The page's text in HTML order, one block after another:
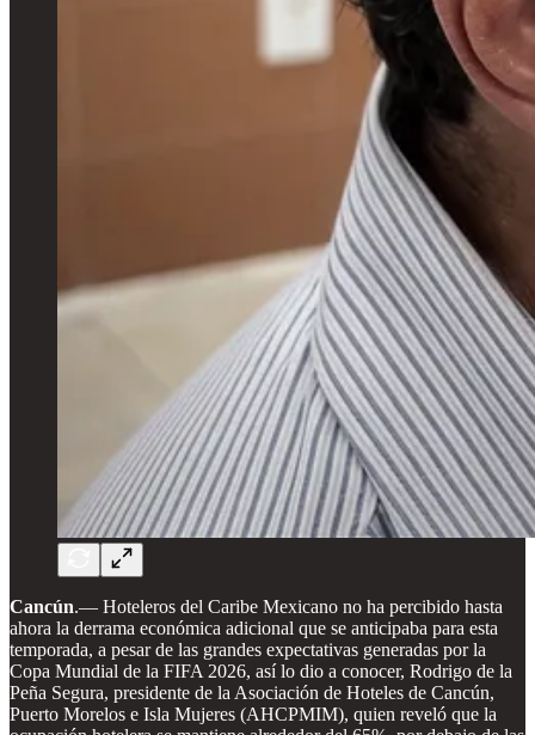
Cancún.— Hoteleros del Caribe Mexicano no ha percibido hasta
ahora la derrama económica adicional que se anticipaba para esta
temporada, a pesar de las grandes expectativas generadas por la
Copa Mundial de la FIFA 2026, así lo dio a conocer, Rodrigo de la
Peña Segura, presidente de la Asociación de Hoteles de Cancún,
Puerto Morelos e Isla Mujeres (AHCPMIM), quien reveló que la